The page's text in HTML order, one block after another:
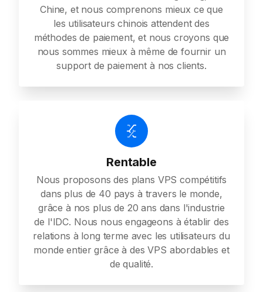
Chine, et nous comprenons mieux ce que
les utilisateurs chinois attendent des
méthodes de paiement, et nous croyons que
nous sommes mieux à même de fournir un
support de paiement à nos clients.
Rentable
Nous proposons des plans VPS compétitifs
dans plus de 40 pays à travers le monde,
grâce à nos plus de 20 ans dans l'industrie
de l'IDC. Nous nous engageons à établir des
relations à long terme avec les utilisateurs du
monde entier grâce à des VPS abordables et
de qualité.